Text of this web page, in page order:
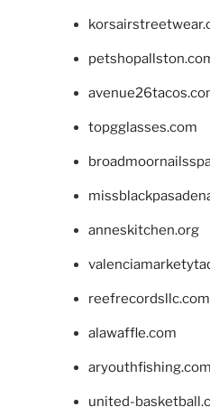
topgglasses.com
anneskitchen.org
reefrecordsllc.com
alawaffle.com
aryouthfishing.com
united-